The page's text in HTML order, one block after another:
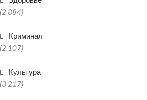
(2 884)
Криминал
(2 107)
Культура
(3 217)